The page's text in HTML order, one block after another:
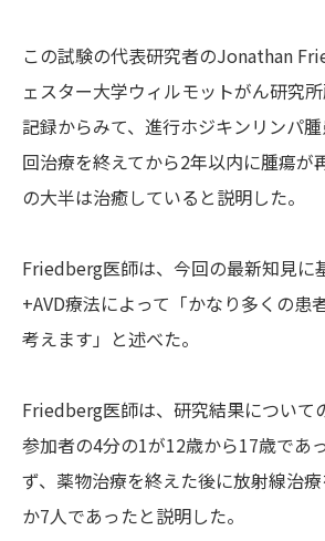
この試験の代表研究者のJonathan
ェスター大学ウィルモットがん研究
記録からみて、進行ホジキンリンパ
回治療を終えてから2年以内に腫瘍が
の大半は治癒していると説明した。
Friedberg医師は、今回の最新知見に
+AVD療法によって「かなり多くの患
考えます」と述べた。
Friedberg医師は、研究結果について
参加者の4分の1が12歳から17歳であ
ず、薬物治療を終えた後に放射線治
か7人であったと説明した。